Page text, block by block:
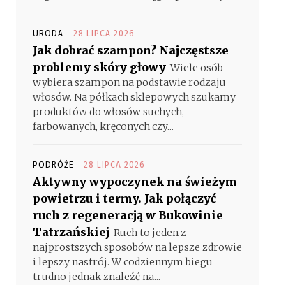
URODA 28 LIPCA 2026
Jak dobrać szampon? Najczęstsze
problemy skóry głowy Wiele osób
wybiera szampon na podstawie rodzaju
włosów. Na półkach sklepowych szukamy
produktów do włosów suchych,
farbowanych, kręconych czy...
PODRÓŻE 28 LIPCA 2026
Aktywny wypoczynek na świeżym
powietrzu i termy. Jak połączyć
ruch z regeneracją w Bukowinie
Tatrzańskiej Ruch to jeden z
najprostszych sposobów na lepsze zdrowie
i lepszy nastrój. W codziennym biegu
trudno jednak znaleźć na...